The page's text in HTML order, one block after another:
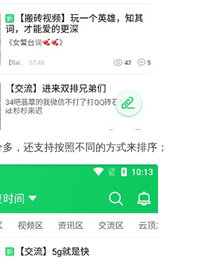
，还支持按照不同的方式来排序；